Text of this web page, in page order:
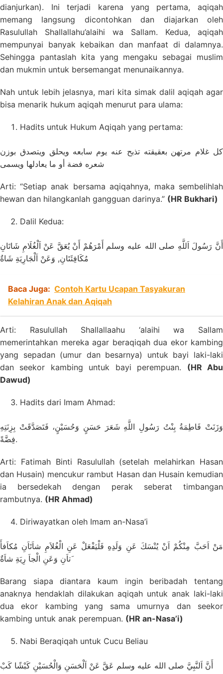
dianjurkan). Ini terjadi karena yang pertama, aqiqah
memang langsung dicontohkan dan diajarkan oleh
Rasulullah Shallallahu’alaihi wa Sallam. Kedua, aqiqah
mempunyai banyak kebaikan dan manfaat di dalamnya.
Sehingga pantaslah kita yang mengaku sebagai muslim
dan mukmin untuk bersemangat menunaikannya.
Nah untuk lebih jelasnya, mari kita simak dalil aqiqah agar
bisa menarik hukum aqiqah menurut para ulama:
Hadits untuk Hukum Aqiqah yang pertama:
كل غلام مرتهن بعقيقته تذبح عنه يوم سابعه ويحلق ويتصدق بوزن
شعره فضة أو ما يعادلها ويسمى
Arti: “Setiap anak bersama aqiqahnya, maka sembelihlah
hewan dan hilangkanlah gangguan darinya.” (HR Bukhari)
Dalil Kedua:
أَنَّ رَسُولَ اَللَّهِ صلى الله عليه وسلم أَمْرَهُمْ أَنْ يُعَقَّ عَنْ اَلْغُلَامِ شَاتَانِ
مُكَافِئَتَانِ, وَعَنْ اَلْجَارِيَةِ شَاةٌ
Baca Juga: Contoh Kartu Ucapan Tasyakuran
Kelahiran Anak dan Aqiqah
Arti: Rasulullah Shallallaahu ‘alaihi wa Sallam
memerintahkan mereka agar beraqiqah dua ekor kambing
yang sepadan (umur dan besarnya) untuk bayi laki-laki
dan seekor kambing untuk bayi perempuan. (HR Abu
Dawud)
Hadits dari Imam Ahmad:
وَزَنَتْ فَاطِمَةُ بِنْتُ رَسُولِ اللَّهِ شَعَرَ حَسَنٍ وَحُسَيْنٍ، فَتَصَدَّقَتْ بِزِنَتِهِ
فِضَّةً.
Arti: Fatimah Binti Rasulullah (setelah melahirkan Hasan
dan Husain) mencukur rambut Hasan dan Husain kemudian
ia bersedekah dengan perak seberat timbangan
rambutnya. (HR Ahmad)
Diriwayatkan oleh Imam an-Nasa’i
مَنْ اَحَبَّ مِنْكُمْ اَنْ يُنْسَكَ عَنِ وَلَدِهِ فَلْيَفْعَلْ عَنِ الْغُلاَمِ شاَتَاَنِ مُكاَفأَ
َتاَنِ وَعَنِ الْجاَ رِيَةِ شاَةٌ
Barang siapa diantara kaum ingin beribadah tentang
anaknya hendaklah dilakukan aqiqah untuk anak laki-laki
dua ekor kambing yang sama umurnya dan seekor
kambing untuk anak perempuan. (HR an-Nasa’i)
Nabi Beraqiqah untuk Cucu Beliau
أَنَّ اَلنَّبِيَّ صلى الله عليه وسلم عَقَّ عَنْ اَلْحَسَنِ وَالْحُسَيْنِ كَبْشًا كَبْ